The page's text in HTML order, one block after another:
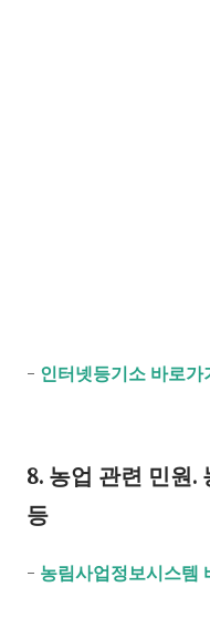
- 인터넷등기소 바로가
8. 농업 관련 민원.
등
- 농림사업정보시스템